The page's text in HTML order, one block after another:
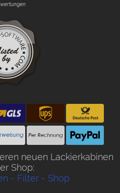
neuen Lackierkabinen
Shop:
- Filter - Shop